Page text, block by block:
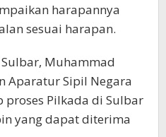
harapannya
sesuai harapan.
Muhammad
Aparatur Sipil Negara
proses Pilkada di Sulbar
yang dapat diterima